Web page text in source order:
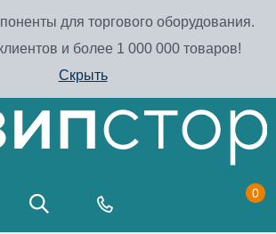
для торгового оборудования.
и более 1 000 000 товаров!
Скрыть
0